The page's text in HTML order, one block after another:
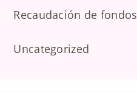
Recaudación de fondos
Uncategorized